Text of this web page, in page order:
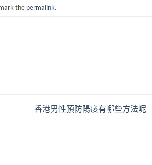
the permalink.
香港男性預防陽痿有哪些方法呢